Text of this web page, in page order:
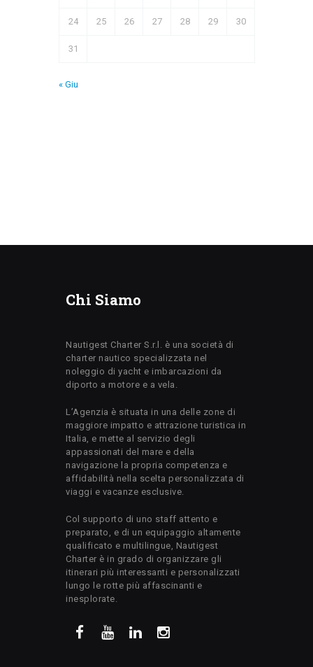
24 25 26 27 28 29 30
31
« Giu
Chi Siamo
Nautigest Charter S.r.l. è una società di
charter nautico specializzata nel
noleggio di yacht e imbarcazioni da
diporto a motore e a vela.
L’Agenzia è situata in una delle zone di
maggiore impatto e attrazione turistica in
Italia, e mette al servizio degli
appassionati del mare e della
navigazione la propria competenza e
affidabilità nella scelta personalizzata di
viaggi e vacanze esclusive.
Col supporto di uno staff attento e
preparato, e di un equipaggio altamente
qualificato e multilingue, Nautigest
Charter è in grado di organizzare gli
itinerari più interessanti e personalizzati
lungo le rotte più affascinanti e
inesplorate.